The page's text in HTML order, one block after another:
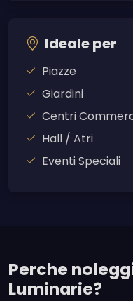
Ideale per
Piazze
Giardini
Centri
Hall / Atri
Eventi Speciali
Perche
Luminarie?